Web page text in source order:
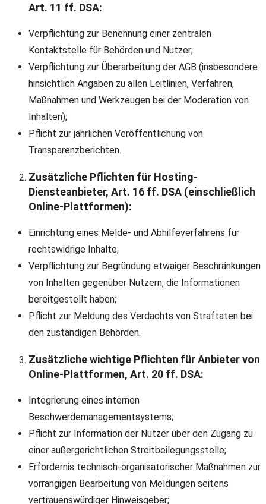
Art. 11 ff. DSA:
Verpflichtung zur Benennung einer zentralen
Kontaktstelle für Behörden und Nutzer;
Verpflichtung zur Überarbeitung der AGB (insbesondere
hinsichtlich Angaben zu allen Leitlinien, Verfahren,
Maßnahmen und Werkzeugen bei der Moderation von
Inhalten);
Pflicht zur jährlichen Veröffentlichung von
Transparenzberichten.
Zusätzliche Pflichten für Hosting-
Diensteanbieter, Art. 16 ff. DSA (einschließlich
Online-Plattformen):
Einrichtung eines Melde- und Abhilfeverfahrens für
rechtswidrige Inhalte;
Verpflichtung zur Begründung etwaiger Beschränkungen
von Inhalten gegenüber Nutzern, die Informationen
bereitgestellt haben;
Pflicht zur Meldung des Verdachts von Straftaten bei
den zuständigen Behörden.
Zusätzliche wichtige Pflichten für Anbieter von
Online-Plattformen, Art. 20 ff. DSA:
Integrierung eines internen
Beschwerdemanagementsystems;
Pflicht zur Information der Nutzer über den Zugang zu
einer außergerichtlichen Streitbeilegungsstelle;
Erfordernis technisch-organisatorischer Maßnahmen zur
vorrangigen Bearbeitung von Meldungen seitens
vertrauenswürdiger Hinweisgeber;